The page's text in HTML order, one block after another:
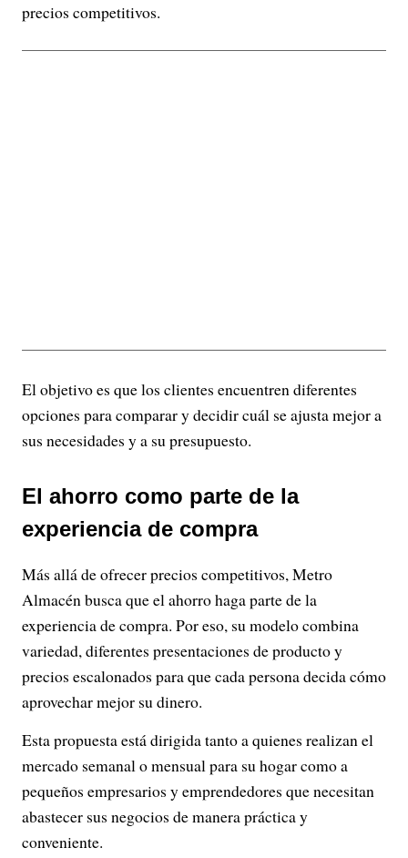
precios competitivos.
El objetivo es que los clientes encuentren diferentes
opciones para comparar y decidir cuál se ajusta mejor a
sus necesidades y a su presupuesto.
El ahorro como parte de la
experiencia de compra
Más allá de ofrecer precios competitivos, Metro
Almacén busca que el ahorro haga parte de la
experiencia de compra. Por eso, su modelo combina
variedad, diferentes presentaciones de producto y
precios escalonados para que cada persona decida cómo
aprovechar mejor su dinero.
Esta propuesta está dirigida tanto a quienes realizan el
mercado semanal o mensual para su hogar como a
pequeños empresarios y emprendedores que necesitan
abastecer sus negocios de manera práctica y
conveniente.